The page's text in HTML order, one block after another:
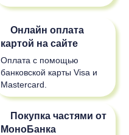
Онлайн оплата
картой на сайте
Оплата с помощью
банковской карты Visa и
Mastercard.
Покупка частями от
МоноБанка